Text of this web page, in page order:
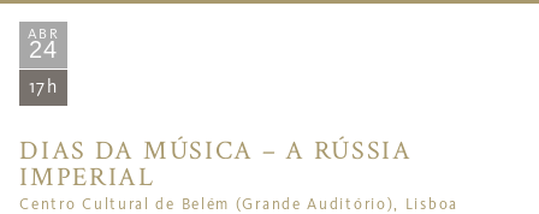
ABR
24
17h
DIAS DA MÚSICA – A RÚSSIA
IMPERIAL
Centro Cultural de Belém (Grande Auditório), Lisboa